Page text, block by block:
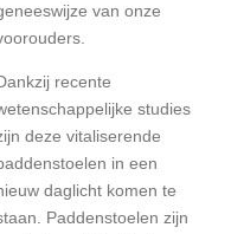
van onze
recente
studies
deze vitaliserende
in een
daglicht komen te
Paddenstoelen zijn